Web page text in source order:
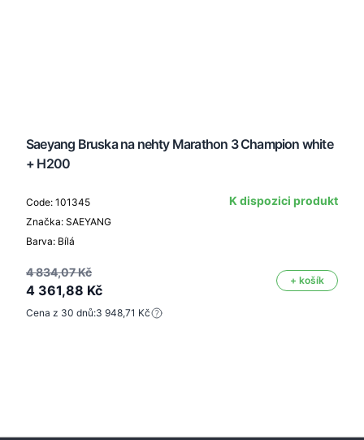
Saeyang Bruska na nehty Marathon 3 Champion white
+ H200
Code: 101345
Značka: SAEYANG
Barva: Bílá
K dispozici produkt
4 834,07 Kč
4 361,88 Kč
+ košík
Cena z 30 dnů:3 948,71 Kč